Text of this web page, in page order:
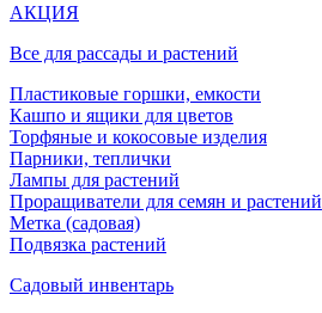
АКЦИЯ
Все для рассады и растений
Пластиковые горшки, емкости
Кашпо и ящики для цветов
Торфяные и кокосовые изделия
Парники, теплички
Лампы для растений
Проращиватели для семян и растений
Метка (садовая)
Подвязка растений
Садовый инвентарь